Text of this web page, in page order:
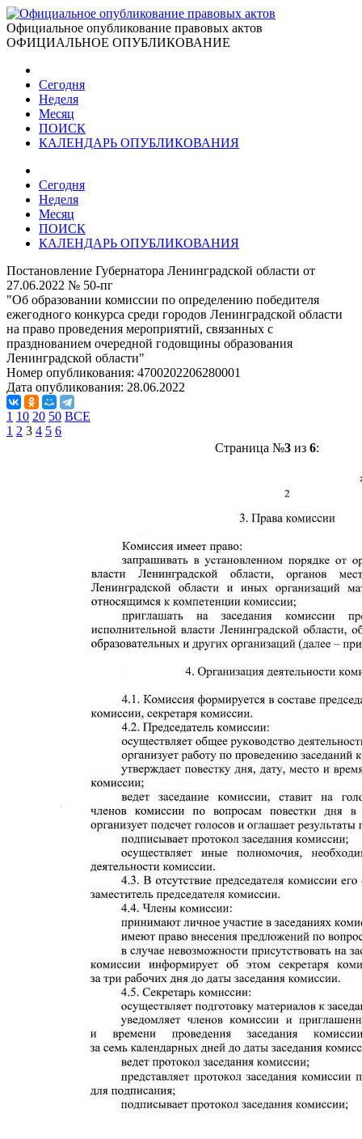
Официальное опубликование правовых актов
ОФИЦИАЛЬНОЕ ОПУБЛИКОВАНИЕ
Сегодня
Неделя
Месяц
ПОИСК
КАЛЕНДАРЬ ОПУБЛИКОВАНИЯ
Сегодня
Неделя
Месяц
ПОИСК
КАЛЕНДАРЬ ОПУБЛИКОВАНИЯ
Постановление Губернатора Ленинградской области от
27.06.2022 № 50-пг
"Об образовании комиссии по определению победителя
ежегодного конкурса среди городов Ленинградской области
на право проведения мероприятий, связанных с
празднованием очередной годовщины образования
Ленинградской области"
Номер опубликования: 4700202206280001
Дата опубликования: 28.06.2022
1 10 20 50 ВСЕ
1 2 3 4 5 6
Страница №3 из 6: